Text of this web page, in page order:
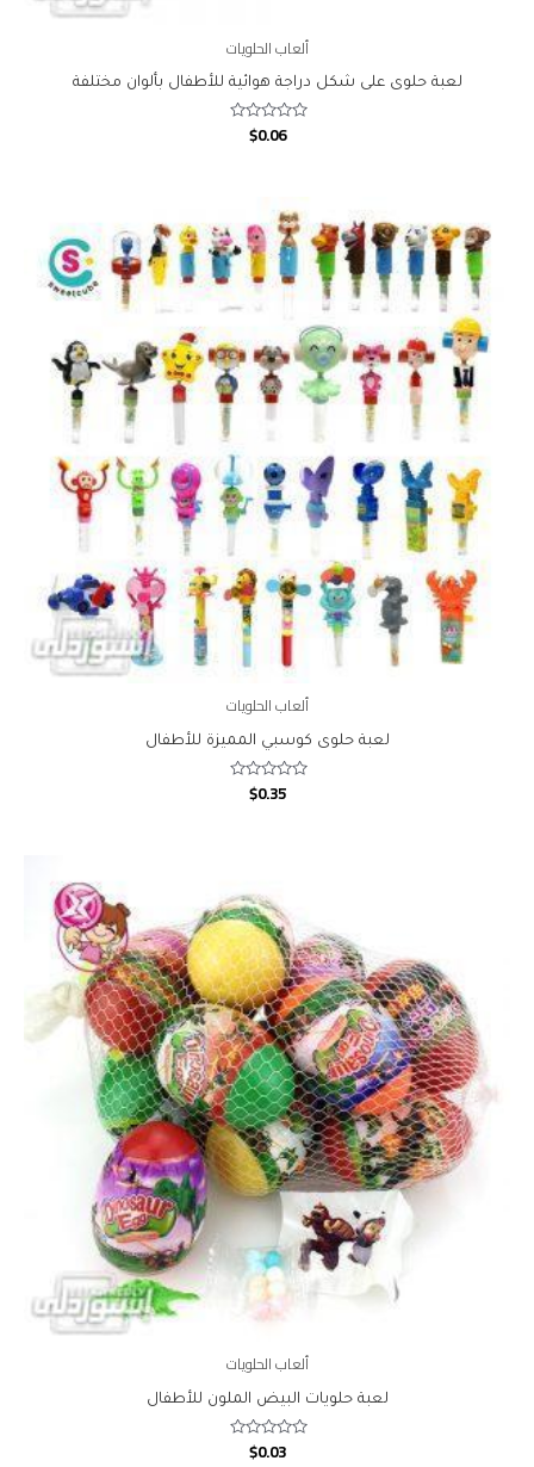
ألعاب الحلويات
لعبة حلوى على شكل دراجة هوائية للأطفال بألوان مختلفة
Rated
$0.06
ألعاب الحلويات
لعبة حلوى كوسبي المميزة للأطفال
Rated
$0.35
ألعاب الحلويات
لعبة حلويات البيض الملون للأطفال
Rated
$0.03